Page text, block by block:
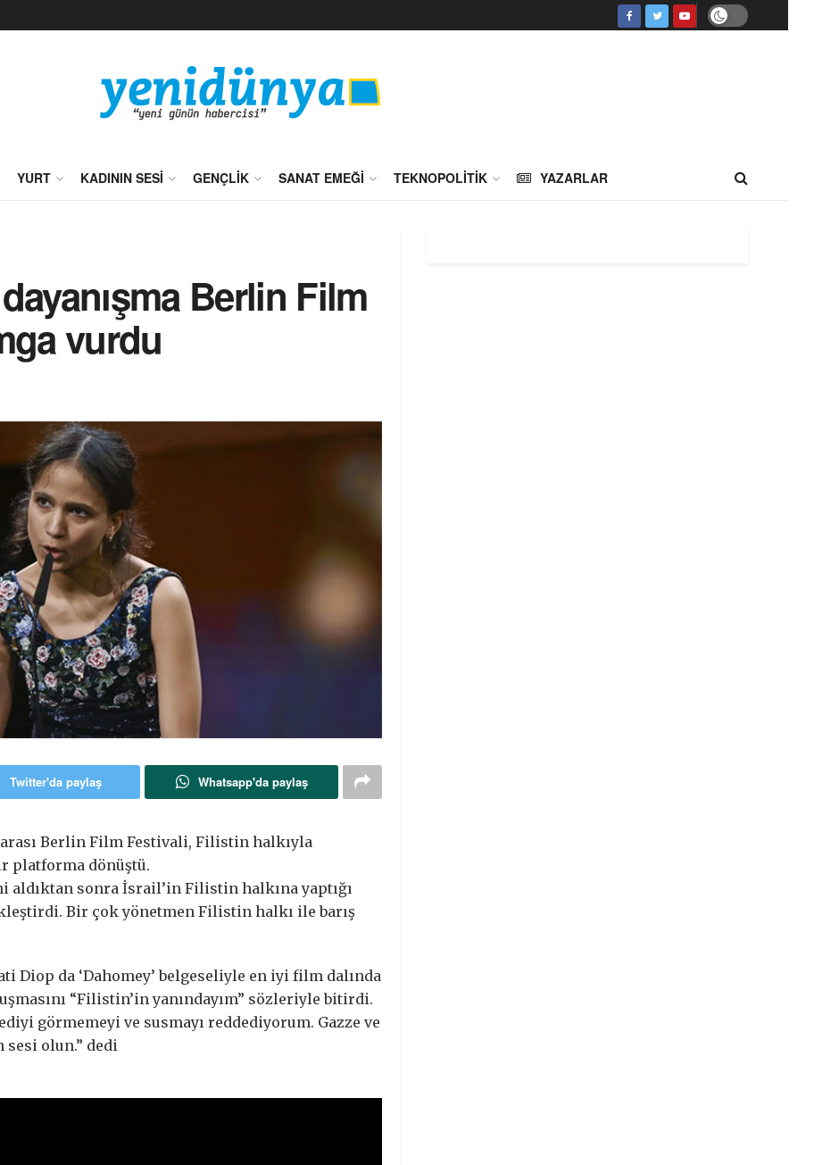
YURT KADININ SESI GENÇLIK SANAT EMEĞI TEKNOPOLITIK YAZARLAR
Berlin Film
vurdu
Twitter'da paylaş Whatsapp'da paylaş
Berlin Film Festivali, Filistin halkıyla
platforma dönüştü.
aldıktan sonra İsrail’in Filistin halkına yaptığı
Bir çok yönetmen Filistin halkı ile barış
Diop da ‘Dahomey’ belgeseliyle en iyi film dalında
“Filistin’in yanındayım” sözleriyle bitirdi.
görmemeyi ve susmayı reddediyorum. Gazze ve
sesi olun.” dedi